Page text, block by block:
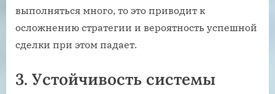
выполняться много, то это приводит к
осложнению стратегии и вероятность успешной
сделки при этом падает.
3. Устойчивость системы